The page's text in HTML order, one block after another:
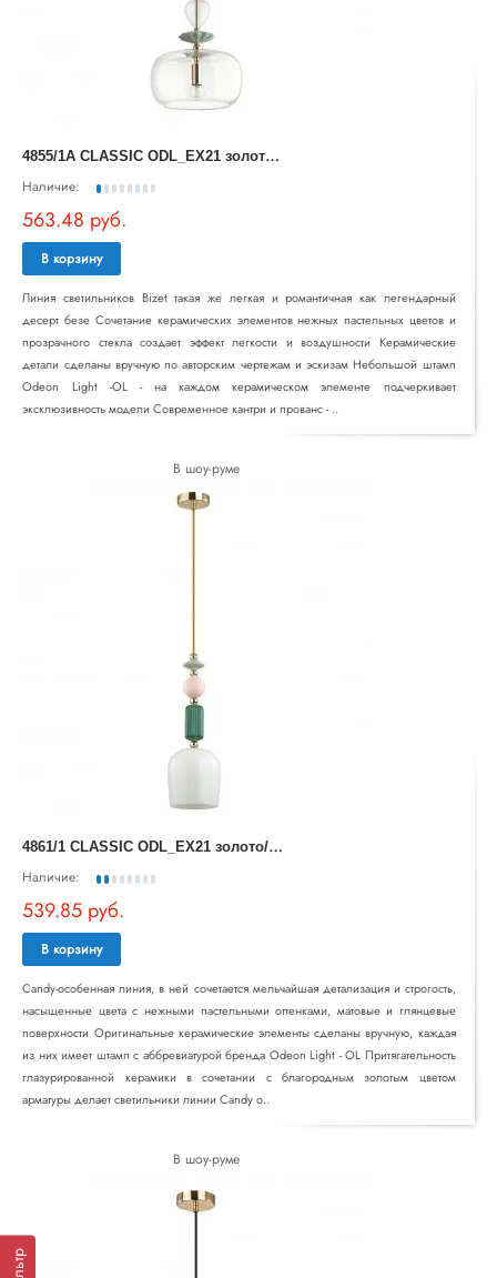
4
855/1A CLASSIC ODL_EX21 золото/раноцветн./керамика/стекло Подвес E14 1*40W BIZET
Наличие:
563.48 руб.
В корзину
Линия светильников Bizet такая же легкая и романтичная как легендарный
десерт безе Сочетание керамических элементов нежных пастельных цветов и
прозрачного стекла создает эффект легкости и воздушности Керамические
детали сделаны вручную по авторским чертежам и эскизам Небольшой штамп
Odeon Light -OL - на каждом керамическом элементе подчеркивает
эксклюзивность модели Современное кантри и прованс - ..
В шоу-руме
4
861/1 CLASSIC ODL_EX21 золото/раноцветн./керамика/стекло Подвес E14 1*40W CANDY
Наличие:
539.85 руб.
В корзину
Candy-особенная линия, в ней сочетается мельчайшая детализация и строгость,
насыщенные цвета с нежными пастельными оттенками, матовые и глянцевые
поверхности Оригинальные керамические элементы сделаны вручную, каждая
из них имеет штамп с аббревиатурой бренда Odeon Light - OL Притягательность
глазурированной керамики в сочетании с благородным золотым цветом
арматуры делает светильники линии Candy о..
В шоу-руме